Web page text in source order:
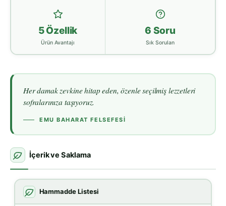
5 Özellik
Ürün Avantajı
6 Soru
Sık Sorulan
Her damak zevkine hitap eden, özenle seçilmiş lezzetleri
sofralarınıza taşıyoruz.
EMU BAHARAT FELSEFESI
İçerik ve Saklama
Hammadde Listesi